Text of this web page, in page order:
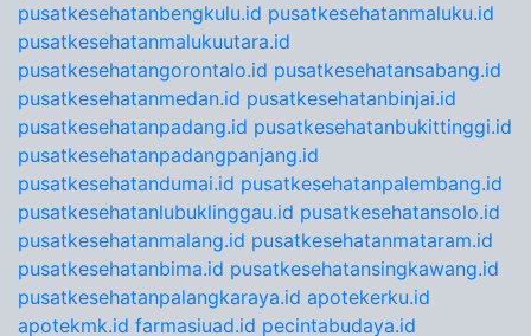
pusatkesehatanbengkulu.id pusatkesehatanmaluku.id
pusatkesehatanmalukuutara.id
pusatkesehatangorontalo.id pusatkesehatansabang.id
pusatkesehatanmedan.id pusatkesehatanbinjai.id
pusatkesehatanpadang.id pusatkesehatanbukittinggi.id
pusatkesehatanpadangpanjang.id
pusatkesehatandumai.id pusatkesehatanpalembang.id
pusatkesehatanlubuklinggau.id pusatkesehatansolo.id
pusatkesehatanmalang.id pusatkesehatanmataram.id
pusatkesehatanbima.id pusatkesehatansingkawang.id
pusatkesehatanpalangkaraya.id apotekerku.id
apotekmk.id farmasiuad.id pecintabudaya.id